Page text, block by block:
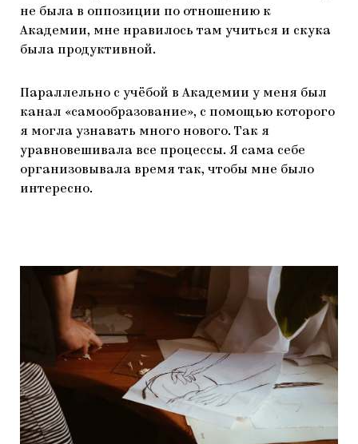
не была в оппозиции по отношению к
Академии, мне нравилось там учиться и скука
была продуктивной.
Параллельно с учёбой в Академии у меня был
канал «самообразование», с помощью которого
я могла узнавать много нового. Так я
уравновешивала все процессы. Я сама себе
организовывала время так, чтобы мне было
интересно.